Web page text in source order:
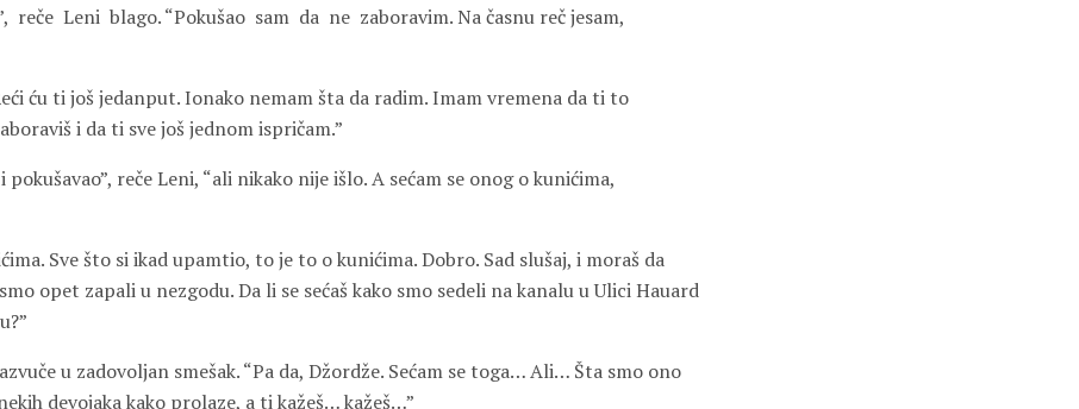
reče Leni blago. “Pokušao sam da ne zaboravim. Na časnu reč jesam,
ću ti još jedanput. Ionako nemam šta da radim. Imam vremena da ti to
i da ti sve još jednom ispričam.”
pokušavao”, reče Leni, “ali nikako nije išlo. A sećam se onog o kunićima,
Sve što si ikad upamtio, to je to o kunićima. Dobro. Sad slušaj, i moraš da
opet zapali u nezgodu. Da li se sećaš kako smo sedeli na kanalu u Ulici Hauard
u zadovoljan smešak. “Pa da, Džordže. Sećam se toga… Ali… Šta smo ono
devojaka kako prolaze, a ti kažeš… kažeš…”